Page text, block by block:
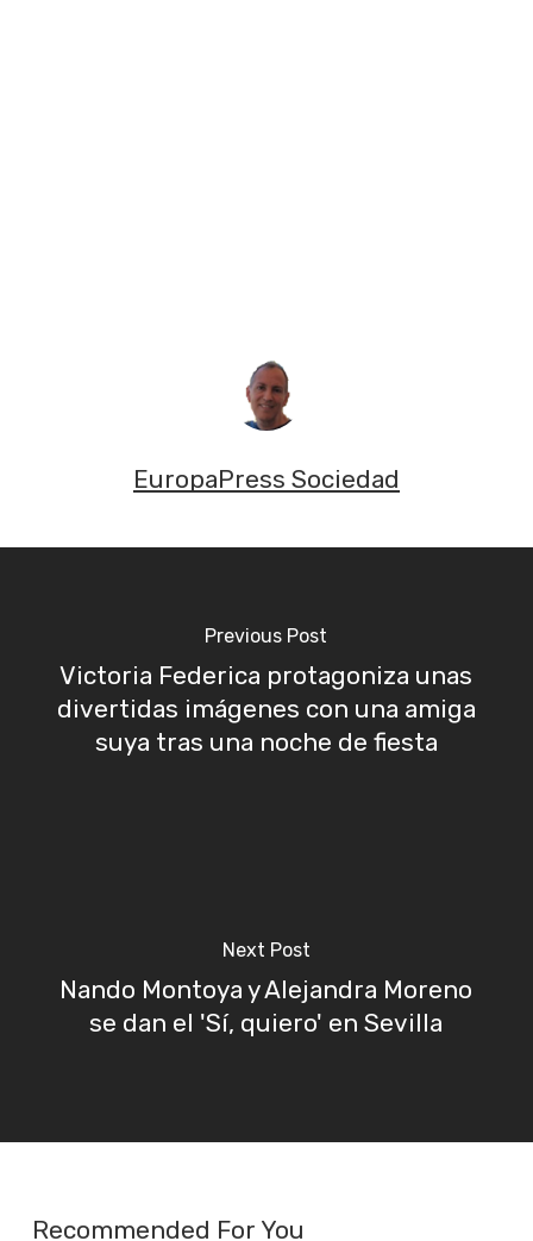
EuropaPress Sociedad
Previous Post
Victoria Federica protagoniza unas
divertidas imágenes con una amiga
suya tras una noche de fiesta
Next Post
Nando Montoya y Alejandra Moreno
se dan el 'Sí, quiero' en Sevilla
Recommended For You